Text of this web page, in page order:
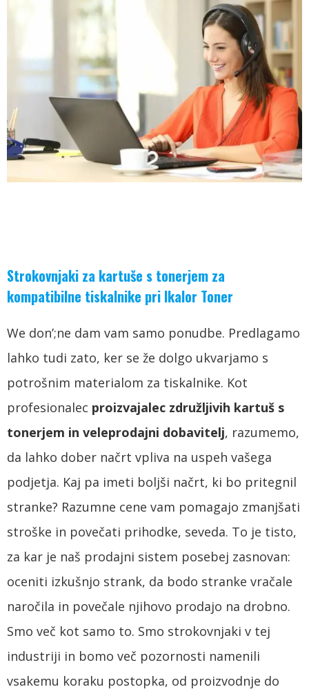
Strokovnjaki za kartuše s tonerjem za
kompatibilne tiskalnike pri Ikalor Toner
We don’;ne dam vam samo ponudbe. Predlagamo
lahko tudi zato, ker se že dolgo ukvarjamo s
potrošnim materialom za tiskalnike. Kot
profesionalec proizvajalec združljivih kartuš s
tonerjem in veleprodajni dobavitelj, razumemo,
da lahko dober načrt vpliva na uspeh vašega
podjetja. Kaj pa imeti boljši načrt, ki bo pritegnil
stranke? Razumne cene vam pomagajo zmanjšati
stroške in povečati prihodke, seveda. To je tisto,
za kar je naš prodajni sistem posebej zasnovan:
oceniti izkušnjo strank, da bodo stranke vračale
naročila in povečale njihovo prodajo na drobno.
Smo več kot samo to. Smo strokovnjaki v tej
industriji in bomo več pozornosti namenili
vsakemu koraku postopka, od proizvodnje do